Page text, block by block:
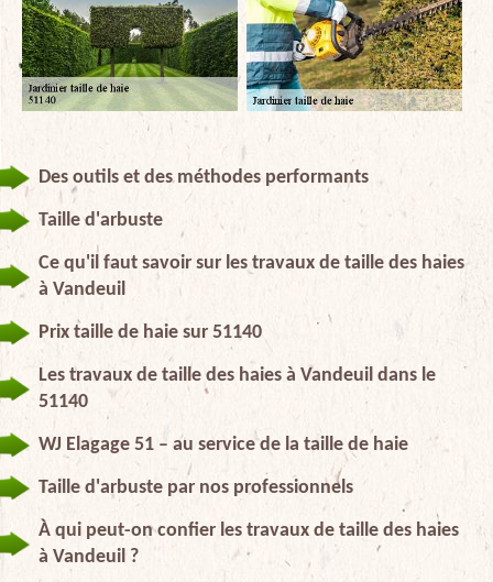
Des outils et des méthodes performants
Taille d'arbuste
Ce qu'il faut savoir sur les travaux de taille des haies
à Vandeuil
Prix taille de haie sur 51140
Les travaux de taille des haies à Vandeuil dans le
51140
WJ Elagage 51 – au service de la taille de haie
Taille d'arbuste par nos professionnels
À qui peut-on confier les travaux de taille des haies
à Vandeuil ?